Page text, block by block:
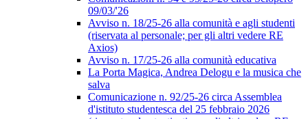
09/03/'26
Avviso n. 18/25-26 alla comunità e agli studenti
(riservata al personale; per gli altri vedere RE
Axios)
Avviso n. 17/25-26 alla comunità educativa
La Porta Magica, Andrea Delogu e la musica che
salva
Comunicazione n. 92/25-26 circa Assemblea
d'istituto studentesca del 25 febbraio 2026